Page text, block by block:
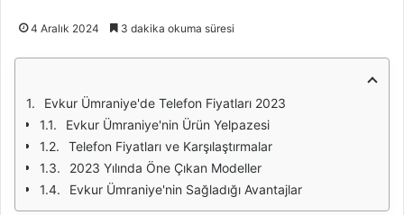
4 Aralık 2024 3 dakika okuma süresi
Evkur Ümraniye'de Telefon Fiyatları 2023
Evkur Ümraniye'nin Ürün Yelpazesi
Telefon Fiyatları ve Karşılaştırmalar
2023 Yılında Öne Çıkan Modeller
Evkur Ümraniye'nin Sağladığı Avantajlar